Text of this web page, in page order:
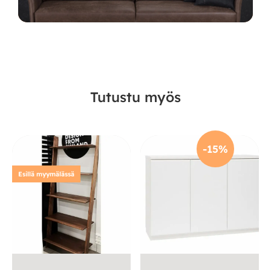
Tutustu myös
Esillä myymälässä
-15%